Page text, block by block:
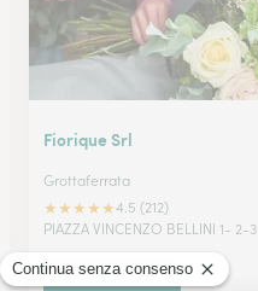
Fiorique Srl
Grottaferrata
★★★★★4.5 (212)
PIAZZA VINCENZO BELLINI 1- 2-3
Vedi il negozio